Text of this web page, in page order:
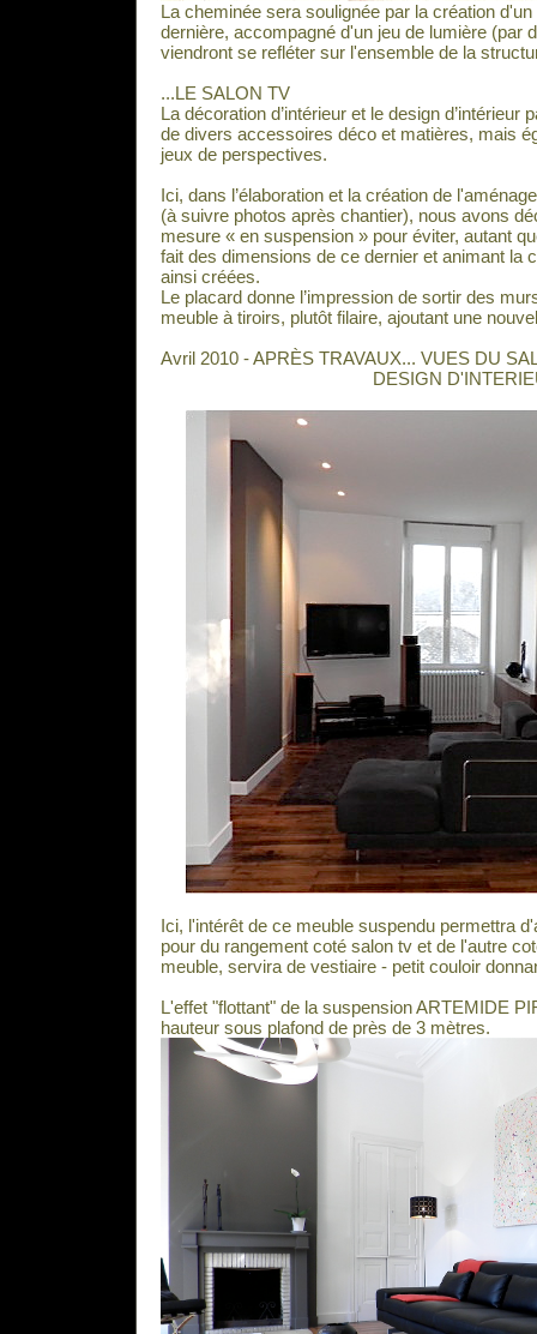
La cheminée sera soulignée par la création
dernière, accompagné d'un jeu de lumière (par
viendront se refléter sur l'ensemble de la
...LE SALON TV
La décoration d’intérieur et le design d’intérieur
de divers accessoires déco et matières, mais
jeux de perspectives.
Ici, dans l’élaboration et la création de
(à suivre photos après chantier), nous avons
mesure « en suspension » pour éviter, autant
fait des dimensions de ce dernier et animant la
ainsi créées.
Le placard donne l’impression de sortir des
meuble à tiroirs, plutôt filaire, ajoutant une
Avril 2010 - APRÈS TRAVAUX... VUES DU
DESIGN
Ici, l'intérêt de ce meuble suspendu permettra
pour du rangement coté salon tv et de l'autre
meuble, servira de vestiaire - petit couloir
L'effet "flottant" de la suspension ARTEMIDE
hauteur sous plafond de près de 3 mètres.